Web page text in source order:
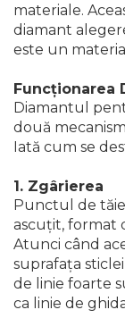
materiale.
diamant
este un
Funcționarea
Diamantul
două
Iată cum se
1. Zgârierea
Punctul de
ascuțit, format
Atunci când
suprafața
de linie foarte
ca linie de